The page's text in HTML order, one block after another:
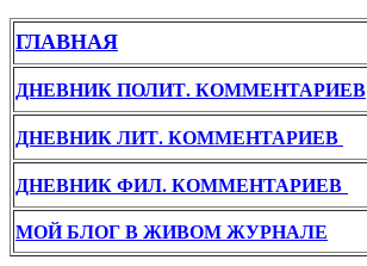
ГЛАВНАЯ
ДНЕВНИК ПОЛИТ. КОММЕНТАРИЕВ
ДНЕВНИК ЛИТ. КОММЕНТАРИЕВ
ДНЕВНИК ФИЛ. КОММЕНТАРИЕВ
МОЙ БЛОГ В ЖИВОМ ЖУРНАЛЕ